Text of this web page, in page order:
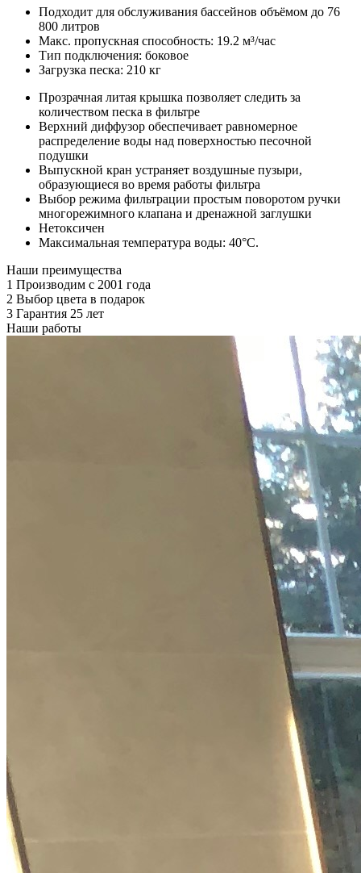
Подходит для обслуживания бассейнов объёмом до 76
800 литров
Макс. пропускная способность: 19.2 м³/час
Тип подключения: боковое
Загрузка песка: 210 кг
Прозрачная литая крышка позволяет следить за
количеством песка в фильтре
Верхний диффузор обеспечивает равномерное
распределение воды над поверхностью песочной
подушки
Выпускной кран устраняет воздушные пузыри,
образующиеся во время работы фильтра
Выбор режима фильтрации простым поворотом ручки
многорежимного клапана и дренажной заглушки
Нетоксичен
Максимальная температура воды: 40°С.
Наши преимущества
1 Производим с 2001 года
2 Выбор цвета в подарок
3 Гарантия 25 лет
Наши работы